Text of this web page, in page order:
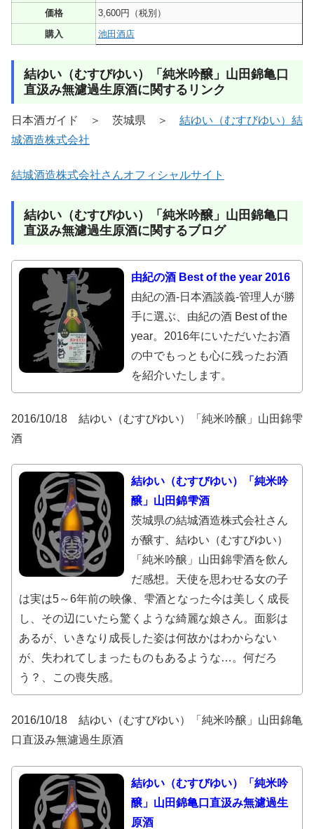
価格
3,600円（税別）
購入
池田酒店
結ゆい（むすびゆい）「純米吟醸」山田錦亀口
直汲み無濾過生原酒に関するリンク
日本酒ガイド ＞ 茨城県 ＞ 結ゆい（むすびゆい）結
城酒造株式会社
結城酒造株式会社さんオフィシャルサイト
結ゆい（むすびゆい）「純米吟醸」山田錦亀口
直汲み無濾過生原酒に関するブログ
由紀の酒 Best of the year 2016
由紀の酒-日本酒談義-管理人が勝
手に選ぶ、由紀の酒 Best of the
year。2016年にいただいたお酒
の中でもっとも心に残ったお酒
を紹介いたします。
2016/10/18 結ゆい（むすびゆい）「純米吟醸」山田錦雫
酒
結ゆい（むすびゆい）「純米吟
醸」山田錦雫酒
茨城県の結城酒造株式会社さん
が醸す、結ゆい（むすびゆい）
「純米吟醸」山田錦雫酒を飲ん
だ感想。天使を思わせる女の子
は実は5～6年前の映像、雫酒となった今は美しく成長
し、その辺にいたら驚くような綺麗な娘さん。面影は
あるが、いきなり成長した姿は何故かはわからない
が、失われてしまったものもあるような…。何だろ
う？、この喪失感。
2016/10/18 結ゆい（むすびゆい）「純米吟醸」山田錦亀
口直汲み無濾過生原酒
結ゆい（むすびゆい）「純米吟
醸」山田錦亀口直汲み無濾過生
原酒